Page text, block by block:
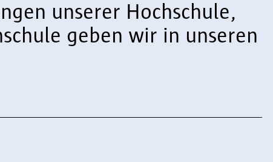
unserer Hochschule,
geben wir in unseren